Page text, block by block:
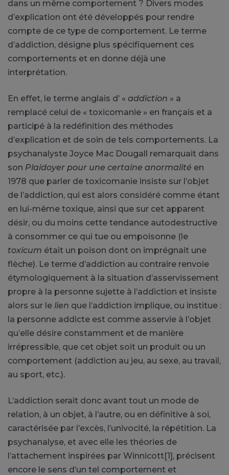
dans un même comportement ? Divers modes
d’explication ont été développés pour rendre
compte de ce type de comportement. Le terme
d’addiction, désigne plus spécifiquement ces
comportements et en donne déjà une
interprétation.
En effet, le terme anglais d’ « addiction » a
remplacé celui de « toxicomanie » en français et a
participé à la redéfinition des méthodes
d’explication et de soin de tels comportements. La
psychanalyste Joyce Mac Dougall remarquait dans
son Plaidoyer pour une certaine anormalité en
1978 que parler de toxicomanie insiste sur l’objet
de l’addiction, qui est alors considéré comme étant
en lui-même toxique, ainsi que sur cet apparent
désir, ou du moins cette tendance autodestructive
à consommer ce qui tue ou empoisonne (le
toxicum était un poison dont on imprégnait une
flèche). Le terme d’addiction au contraire renvoie
étymologiquement à la situation d’asservissement
propre à la personne sujette à l’addiction et insiste
alors sur le lien que l’addiction implique, ou institue :
la personne addicte est comme asservie à l’objet
qu’elle désire constamment et de manière
irrépressible, que cet objet soit un produit ou un
comportement (addiction au jeu, au sexe, au travail,
au sport, etc.).
L’addiction serait donc avant tout un mode de
relation, à un objet, à l’autre, ou en définitive à soi,
caractérisée par l’excès, l’univocité, la répétition. La
psychanalyse, et avec elle les théories de
l’attachement inspirées par Winnicott[1], précisent
encore le sens d’un tel comportement et